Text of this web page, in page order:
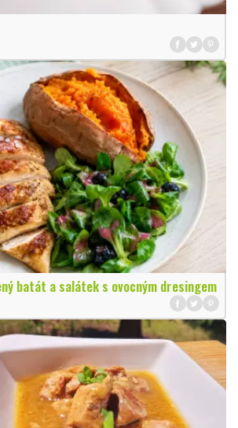
batát a salátek s ovocným dresingem